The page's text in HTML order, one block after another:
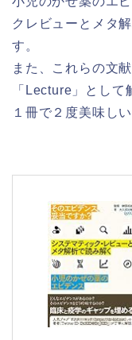
クレビューとメタ
す。
また、これらの文
「Lecture」として
１冊で２度美味し